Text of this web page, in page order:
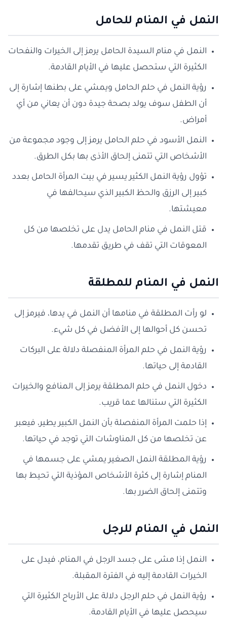
النمل في المنام للحامل
النمل في منام السيدة الحامل يرمز إلى الخيرات والنفحات
الكثيرة التي ستحصل عليها في الأيام القادمة.
رؤية النمل في حلم الحامل ويمشي على بطنها إشارة إلى
أن الطفل سوف يولد بصحة جيدة دون أن يعاني من أي
أمراض.
النمل الأسود في حلم الحامل يرمز إلى وجود مجموعة من
الأشخاص التي تتمنى إلحاق الأذى بها بكل الطرق.
تؤول رؤية النمل الكثير يسير في بيت المرأة الحامل بعدد
كبير إلى الرزق والحظ الكبير الذي سيحالفها في
معيشتها.
قتل النمل في منام الحامل يدل على تخلصها من كل
المعوقات التي تقف في طريق تقدمها.
النمل في المنام للمطلقة
لو رأت المطلقة في منامها أن النمل في يدها، فيرمز إلى
تحسن كل أحوالها إلى الأفضل في كل شيء.
رؤية النمل في حلم المرأة المنفصلة دلالة على البركات
القادمة إلى حياتها.
دخول النمل في حلم المطلقة يرمز إلى المنافع والخيرات
الكثيرة التي ستنالها عما قريب.
إذا حلمت المرأة المنفصلة بأن النمل الكبير يطير، فيعبر
عن تخلصها من كل المناوشات التي توجد في حياتها.
رؤية المطلقة النمل الصغير يمشي على جسمها في
المنام إشارة إلى كثرة الأشخاص المؤذية التي تحيط بها
وتتمنى إلحاق الضرر بها.
النمل في المنام للرجل
النمل إذا مشى على جسد الرجل في المنام، فيدل على
الخيرات القادمة إليه في الفترة المقبلة.
رؤية النمل في حلم الرجل دلالة على الأرباح الكثيرة التي
سيحصل عليها في الأيام القادمة.